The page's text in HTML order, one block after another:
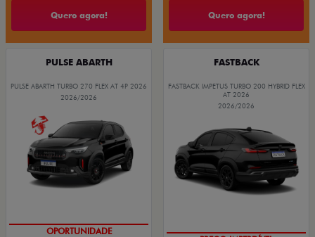
Quero agora! Quero agora!
PULSE ABARTH
PULSE ABARTH TURBO 270 FLEX AT 4P 2026
2026/2026
TAXA ZERO
FASTBACK
FASTBACK IMPETUS TURBO 200 HYBRID FLEX
AT 2026
2026/2026